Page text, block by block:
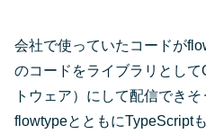
会社で使っていたコードが
のコードをライブラリとし
トウェア）にして配信でき
flowtypeとともにTypeScript